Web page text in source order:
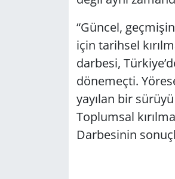
“Güncel,
için tarihsel
darbesi,
dönemeçti.
yayılan bir
Toplumsal
Darbesinin